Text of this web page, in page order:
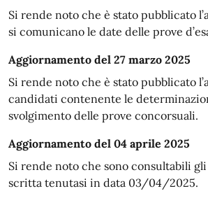
Si rende noto che è stato pubblicato
si comunicano le date delle prove
Aggiornamento del 27 marzo 2025
Si rende noto che è stato pubblicato
candidati contenente le
svolgimento delle prove concorsuali.
Aggiornamento del 04 aprile 2025
Si rende noto che sono consultabili
scritta tenutasi in data 03/04/2025.